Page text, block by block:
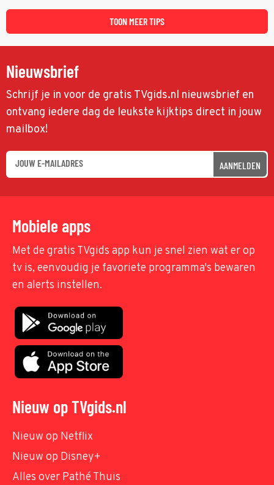
wel heel lugubere reden.
TOON MEER TIPS
Nieuwsbrief
Schrijf je in voor de gratis TVgids.nl nieuwsbrief en
ontvang iedere dag de leukste kijktips direct in jouw
mailbox!
AANMELDEN
Mobiele apps
Met de gratis TVgids app kun je snel zien wat er op
tv is, eenvoudig je favoriete programma's bewaren
en alerts instellen.
Nieuw op TVgids.nl
Nieuw op Netflix
Nieuw op Disney+
Alles over Pathé Thuis